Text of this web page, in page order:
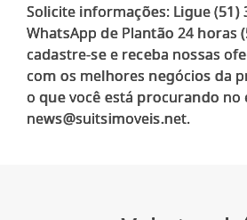
Solicite informações: Ligue (51)
WhatsApp de Plantão 24 horas
cadastre-se e receba nossas
com os melhores negócios da
o que você está procurando no